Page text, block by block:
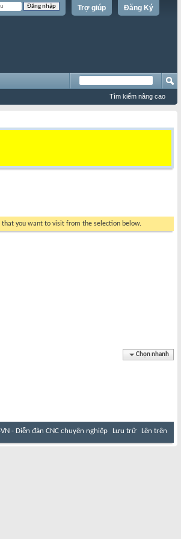
Đăng Ký
Trợ giúp
Tìm kiếm nâng cao
that you want to visit from the selection below.
Chọn nhanh
- Diễn đàn CNC chuyên nghiệp Lưu trữ Lên trên